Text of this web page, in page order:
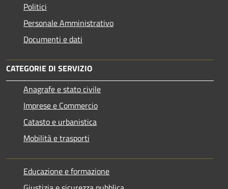
Politici
Personale Amministrativo
Documenti e dati
CATEGORIE DI SERVIZIO
Anagrafe e stato civile
Imprese e Commercio
Catasto e urbanistica
Mobilità e trasporti
Educazione e formazione